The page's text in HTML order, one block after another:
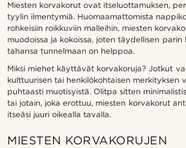
Miesten korvakorut ovat itseluottamuksen,
tyylin ilmentymiä. Huomaamattomista
rohkeisiin roikkuviin malleihin, miesten
muodoissa ja kokoissa, joten täydellisen parin
tahansa tunnelmaan on helppoa.
Miksi miehet käyttävät korvakoruja? Jotkut
kulttuurisen tai henkilökohtaisen merkityksen
puhtaasti muotisyistä. Olitpa sitten
tai jotain, joka erottuu, miesten korvakorut
itseäsi juuri oikealla tavalla.
MIESTEN KORVAKORUJEN